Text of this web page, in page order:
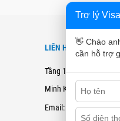
LIÊN HỆ
Tầng 12B, Tòa nhà
Minh Khai, Quận 3,
Email: hotro@visata.vn
Trợ lý
👋 Chào
cần hỗ trợ